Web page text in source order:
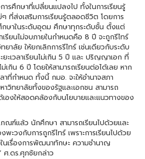
รศึกษาที่เปลี่ยนแปลงไป ทั้งในการเรียนรู้
ที่ส่งเสริมการเรียนรู้ตลอดชีวิต โดยการ
กษาในระดับอุดม ศึกษาทุกระดับชั้น ตั้งแต่
ยนไม่จบภายในกำหนดคือ 8 ปี จะถูกรีไทร์
าลัย ให้ยกเลิกการรีไทร์ เช่นเดียวกับระดับ
ะเวลาเรียนไม่เกิน 5 ปี และ ปริญญาเอก ที่
ม่เกิน 6 ปี โดยให้สามารถเรียนต่อได้เลย หาก
ลาที่กำหนด ทั้งนี้ กมอ. จะให้อำนาจสภา
วิทยาลัยทั้งของรัฐและเอกชน สามารถ
เองให้สอดคล้องกับนโยบายและแนวทางของ
ณฑ์แล้ว นักศึกษา สามารถเรียนไปด้วยและ
ะวงกับการถูกรีไทร์ เพราะการเรียนไปด้วย
นเรื่องการพัฒนาทักษะ ความชำนาญ
ศ.ดร.ศุภชัยกล่าว